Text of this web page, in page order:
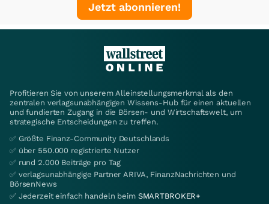
Jetzt abonnieren!
Profitieren Sie von unserem Alleinstellungsmerkmal als den
zentralen verlagsunabhängigen Wissens-Hub für einen aktuellen
und fundierten Zugang in die Börsen- und Wirtschaftswelt, um
strategische Entscheidungen zu treffen.
✅ Größte Finanz-Community Deutschlands
✅ über 550.000 registrierte Nutzer
✅ rund 2.000 Beiträge pro Tag
✅ verlagsunabhängige Partner ARIVA, FinanzNachrichten und
BörsenNews
✅ Jederzeit einfach handeln beim SMARTBROKER+